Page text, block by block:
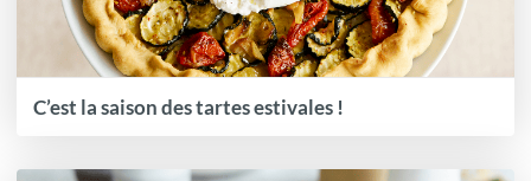
C’est la saison des tartes estivales !